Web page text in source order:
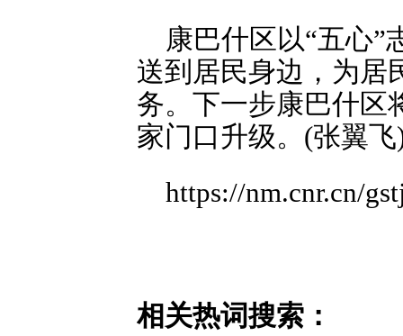
康巴什区以“五心”
送到居民身边，为居
务。下一步康巴什区
家门口升级。(张翼飞
https://nm.cnr.cn/
相关热词搜索：